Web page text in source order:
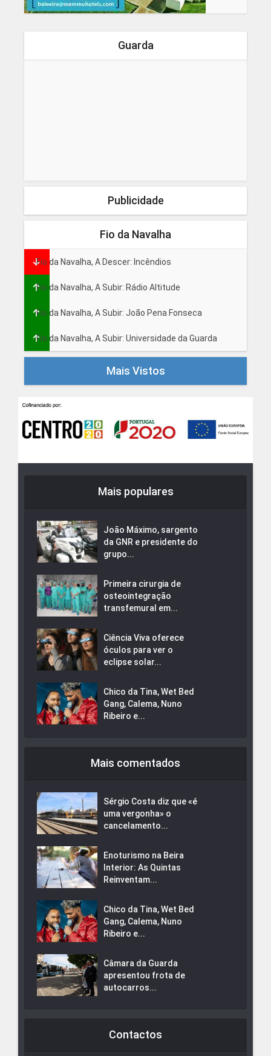
Guarda
Publicidade
Fio da Navalha
Fio da Navalha, A Descer: Incêndios
Fio da Navalha, A Subir: Rádio Altitude
Fio da Navalha, A Subir: João Pena Fonseca
Fio da Navalha, A Subir: Universidade da Guarda
Mais Vistos
Mais populares
João Máximo, sargento
da GNR e presidente do
grupo...
Primeira cirurgia de
osteointegração
transfemural em...
Ciência Viva oferece
óculos para ver o
eclipse solar...
Chico da Tina, Wet Bed
Gang, Calema, Nuno
Ribeiro e...
Mais comentados
Sérgio Costa diz que «é
uma vergonha» o
cancelamento...
Enoturismo na Beira
Interior: As Quintas
Reinventam...
Chico da Tina, Wet Bed
Gang, Calema, Nuno
Ribeiro e...
Câmara da Guarda
apresentou frota de
autocarros...
Contactos